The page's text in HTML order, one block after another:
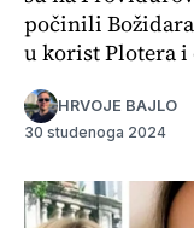
počinili
u korist Plotera
HRVOJE BAJLO
30 studenoga 2024